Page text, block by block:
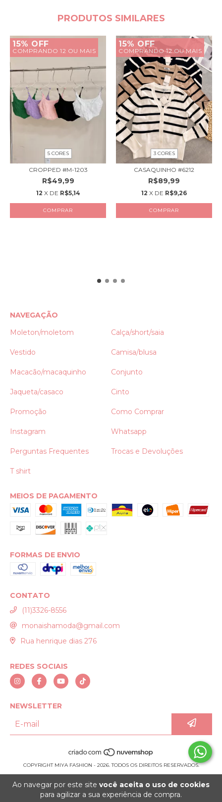
Ao navegar por este site você aceita o uso de cookies
para agilizar a sua experiência de compra.
PRODUTOS SIMILARES
15% OFF
COMPRANDO 12 OU MAIS
5 CORES
CROPPED #M-1203
R$49,99
12 X DE R$5,14
COMPRAR
15% OFF
COMPRANDO 12 OU MAIS
3 CORES
CASAQUINHO #6212
R$89,99
12 X DE R$9,26
COMPRAR
NAVEGAÇÃO
Moleton/moletom
Calça/short/saia
Vestido Camisa/blusa
Macacão/macaquinho Conjunto
Jaqueta/casaco Cinto
Promoção Como Comprar
Instagram Whatsapp
Perguntas Frequentes Trocas e Devoluções
T shirt
MEIOS DE PAGAMENTO
FORMAS DE ENVIO
CONTATO
(11)3326-8556
monaishamoda@gmail.com
Rua henrique dias 276
REDES SOCIAIS
NEWSLETTER
COPYRIGHT MIYA FASHION - 2026. TODOS OS DIREITOS RESERVADOS.